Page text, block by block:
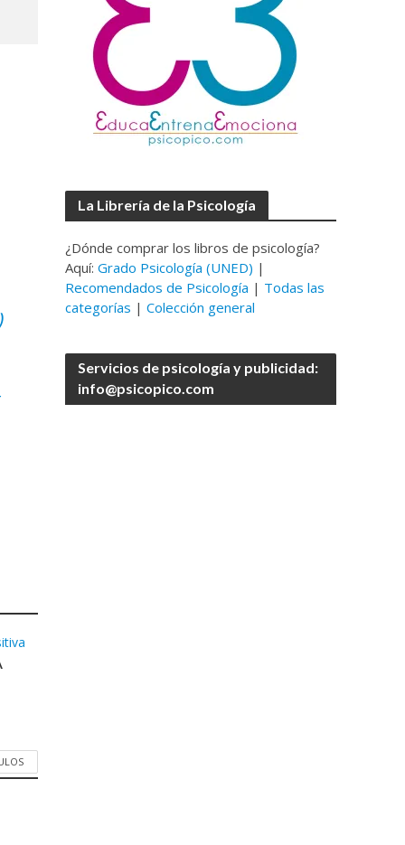
La Librería de la Psicología
¿Dónde comprar los libros de psicología?
Aquí:Grado Psicología (UNED) |
Recomendados de Psicología | Todas las
categorías |Colección general
Servicios de psicología y publicidad:
info@psicopico.com